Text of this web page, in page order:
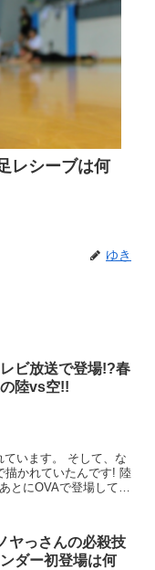
レシーブは何
ゆき
ビ放送で登場!?春
陸vs空!!
います。 そして、な
描かれていたんです! 陸
とにOVAで登場してい
ヤっさんの必殺技
ダー初登場は何